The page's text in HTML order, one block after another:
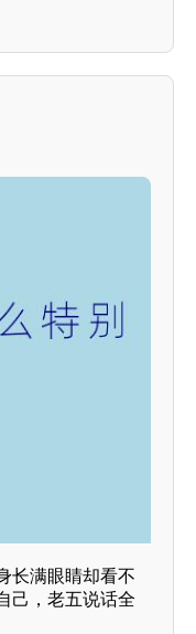
长满眼睛却看不
己，老五说话全